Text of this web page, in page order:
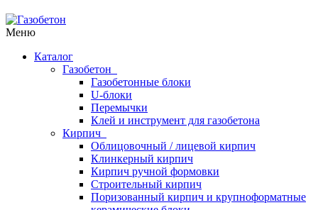
Меню
Каталог
Газобетон
Газобетонные блоки
U-блоки
Перемычки
Клей и инструмент для газобетона
Кирпич
Облицовочный / лицевой кирпич
Клинкерный кирпич
Кирпич ручной формовки
Строительный кирпич
Поризованный кирпич и крупноформатные